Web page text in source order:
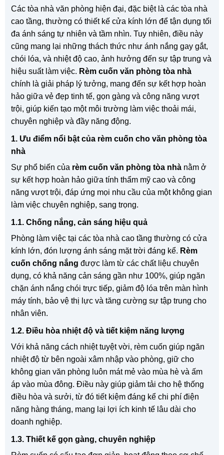
Các tòa nhà văn phòng hiện đại, đặc biệt là các tòa nhà
cao tầng, thường có thiết kế cửa kính lớn để tận dụng tối
đa ánh sáng tự nhiên và tầm nhìn. Tuy nhiên, điều này
cũng mang lại những thách thức như ánh nắng gay gắt,
chói lóa, và nhiệt độ cao, ảnh hưởng đến sự tập trung và
hiệu suất làm việc. Rèm cuốn văn phòng tòa nhà
chính là giải pháp lý tưởng, mang đến sự kết hợp hoàn
hảo giữa vẻ đẹp tinh tế, gọn gàng và công năng vượt
trội, giúp kiến tạo một môi trường làm việc thoải mái,
chuyên nghiệp và đầy năng động.
1. Ưu điểm nổi bật của rèm cuốn cho văn phòng tòa
nhà
Sự phổ biến của rèm cuốn văn phòng tòa nhà nằm ở
sự kết hợp hoàn hảo giữa tính thẩm mỹ cao và công
năng vượt trội, đáp ứng mọi nhu cầu của một không gian
làm việc chuyên nghiệp, sang trọng.
1.1. Chống nắng, cản sáng hiệu quả
Phòng làm việc tại các tòa nhà cao tầng thường có cửa
kính lớn, đón lượng ánh sáng mặt trời đáng kể. Rèm
cuốn chống nắng được làm từ các chất liệu chuyên
dụng, có khả năng cản sáng gần như 100%, giúp ngăn
chặn ánh nắng chói trực tiếp, giảm độ lóa trên màn hình
máy tính, bảo vệ thị lực và tăng cường sự tập trung cho
nhân viên.
1.2. Điều hòa nhiệt độ và tiết kiệm năng lượng
Với khả năng cách nhiệt tuyệt vời, rèm cuốn giúp ngăn
nhiệt độ từ bên ngoài xâm nhập vào phòng, giữ cho
không gian văn phòng luôn mát mẻ vào mùa hè và ấm
áp vào mùa đông. Điều này giúp giảm tải cho hệ thống
điều hòa và sưởi, từ đó tiết kiệm đáng kể chi phí điện
năng hàng tháng, mang lại lợi ích kinh tế lâu dài cho
doanh nghiệp.
1.3. Thiết kế gọn gàng, chuyên nghiệp